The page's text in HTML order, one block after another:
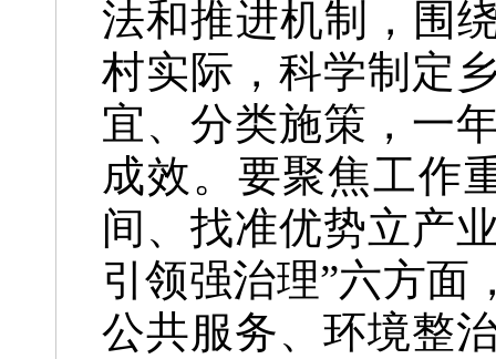
法和推进机制，围
村实际，科学制定
宜、分类施策，一
成效。要聚焦工作
间、找准优势立产
引领强治理”六方面
公共服务、环境整